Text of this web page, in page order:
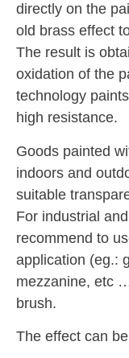
directly on the
old brass effect
The result is
oxidation of the
technology
high resistance.
Goods painted
indoors and
suitable
For industrial
recommend to
application (eg.:
mezzanine, etc
brush.
The effect can